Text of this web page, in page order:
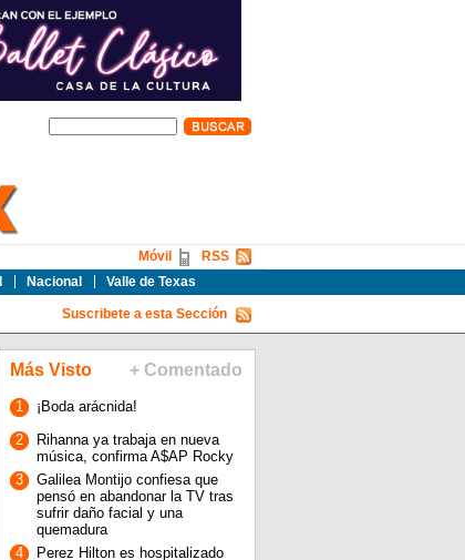
Nacional Valle de Texas
RSS
Móvil
Suscribete a esta Sección
Más Visto + Comentado
1
¡Boda arácnida!
2
Rihanna ya trabaja en nueva
música, confirma A$AP Rocky
3
Galilea Montijo confiesa que
pensó en abandonar la TV tras
sufrir daño facial y una
quemadura
4
Perez Hilton es hospitalizado